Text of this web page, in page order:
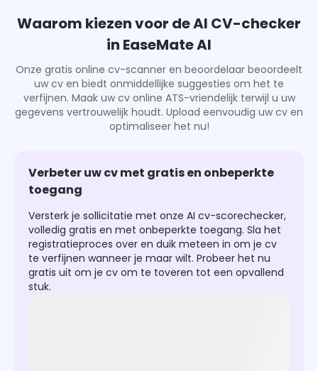
Waarom kiezen voor de AI CV-checker
in EaseMate AI
Onze gratis online cv-scanner en beoordelaar beoordeelt
uw cv en biedt onmiddellijke suggesties om het te
verfijnen. Maak uw cv online ATS-vriendelijk terwijl u uw
gegevens vertrouwelijk houdt. Upload eenvoudig uw cv en
optimaliseer het nu!
Verbeter uw cv met gratis en onbeperkte
toegang
Versterk je sollicitatie met onze AI cv-scorechecker,
volledig gratis en met onbeperkte toegang. Sla het
registratieproces over en duik meteen in om je cv
te verfijnen wanneer je maar wilt. Probeer het nu
gratis uit om je cv om te toveren tot een opvallend
stuk.